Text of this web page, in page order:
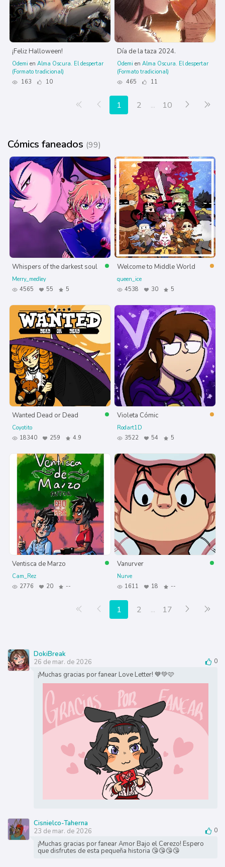
¡Feliz Halloween!
Odemi en Alma Oscura. El despertar
(Formato tradicional)
163
10
Día de la taza 2024.
Odemi en Alma Oscura. El despertar
(Formato tradicional)
465
11
Primera página
Anterior
1 2 ... 10 Siguiente
Cómics faneados (99)
Whispers of the darkest soul
Merry_medley
4565
55 5
Welcome to Middle World
queen_ice
4538
30 5
Wanted Dead or Dead
Coyotito
18340
259 4.9
Violeta Cómic
Rodart1D
3522
54 5
Ventisca de Marzo
Cam_Rez
2776
20 --
Vanurver
Nurve
1611
18 --
Primera página
Anterior
1 2 ... 17 Siguiente
DokiBreak
26 de mar. de 2026
0
¡Muchas gracias por fanear Love Letter! 💙💚🩷
Cisnielco-Taherna
23 de mar. de 2026
0
¡Muchas gracias por fanear Amor Bajo el Cerezo! Espero
que disfrutes de esta pequeña historia 😘😘😘😘